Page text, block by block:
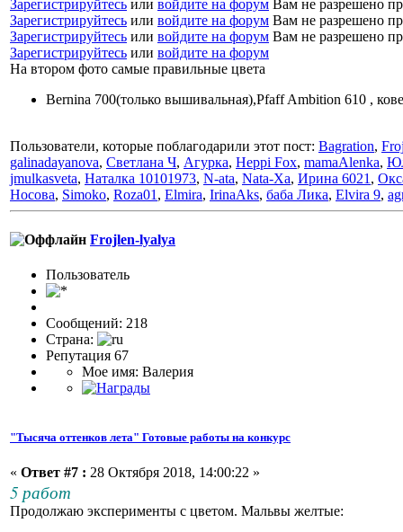
Зарегистрируйтесь или войдите на форум Вам не разрешено
Зарегистрируйтесь или войдите на форум Вам не разрешено
Зарегистрируйтесь или войдите на форум Вам не разрешено
Зарегистрируйтесь или войдите на форум
На втором фото самые правильные цвета
Bernina 700(только вышивальная),Pfaff Ambition 610 ,
Пользователи, которые поблагодарили этот пост: Bagration,
galinadayanova, Светлана Ч, Агурка, Heppi Fox, mamaAlenka,
jmulkasveta, Наталка 10101973, N-ata, Nata-Xa, Ирина 6021,
Носова, Simoko, Roza01, Elmira, IrinaAks, баба Лика, Elvira 9,
Frojlen-lyalya
Пользовaтeль
Сообщений: 218
Страна:
Репутация 67
Мое имя: Валерия
"Тысяча оттенков лета" Готовые работы на конкурс
« Ответ #7 : 28 Октября 2018, 14:00:22 »
5 работ
Продолжаю эксперименты с цветом. Мальвы желтые: